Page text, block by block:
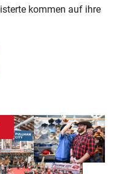
kommen auf ihre